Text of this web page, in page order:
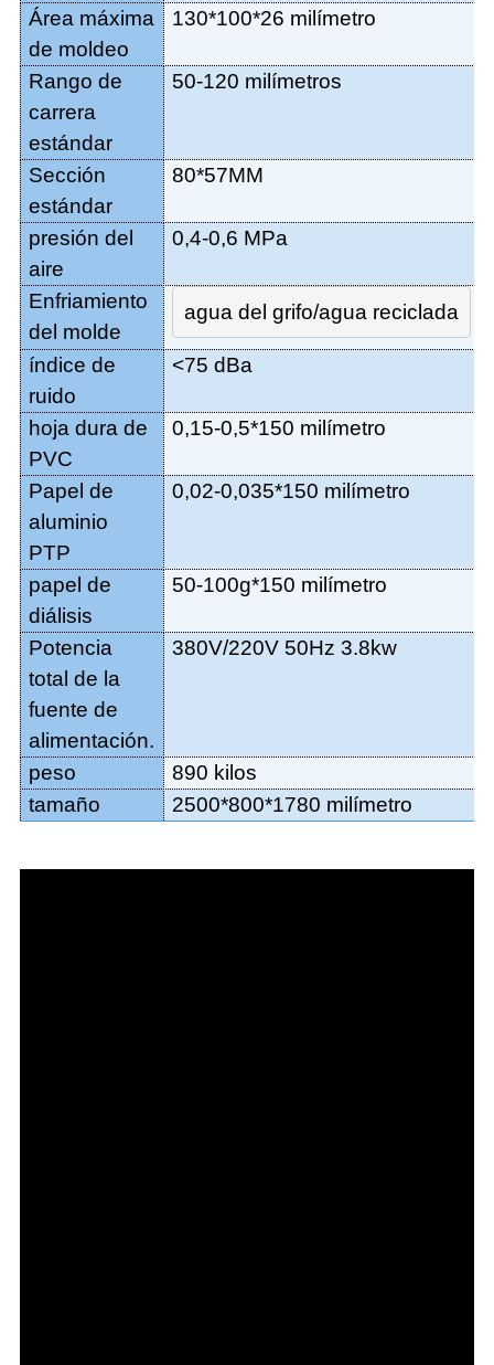
Área máxima
de moldeo
130*100*26 milímetro
Rango de
carrera
estándar
50-120 milímetros
Sección
estándar
80*57MM
presión del
aire
0,4-0,6 MPa
Enfriamiento
del molde
agua del grifo/agua reciclada
índice de
ruido
<75 dBa
hoja dura de
PVC
0,15-0,5*150 milímetro
Papel de
aluminio
PTP
0,02-0,035*150 milímetro
papel de
diálisis
50-100g*150 milímetro
Potencia
total de la
fuente de
alimentación.
380V/220V 50Hz 3.8kw
peso
890 kilos
tamaño
2500*800*1780 milímetro